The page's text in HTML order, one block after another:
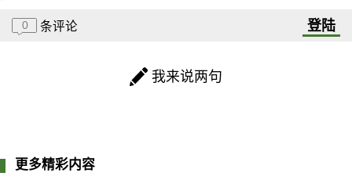
0 条评论 登陆
我来说两句
更多精彩内容